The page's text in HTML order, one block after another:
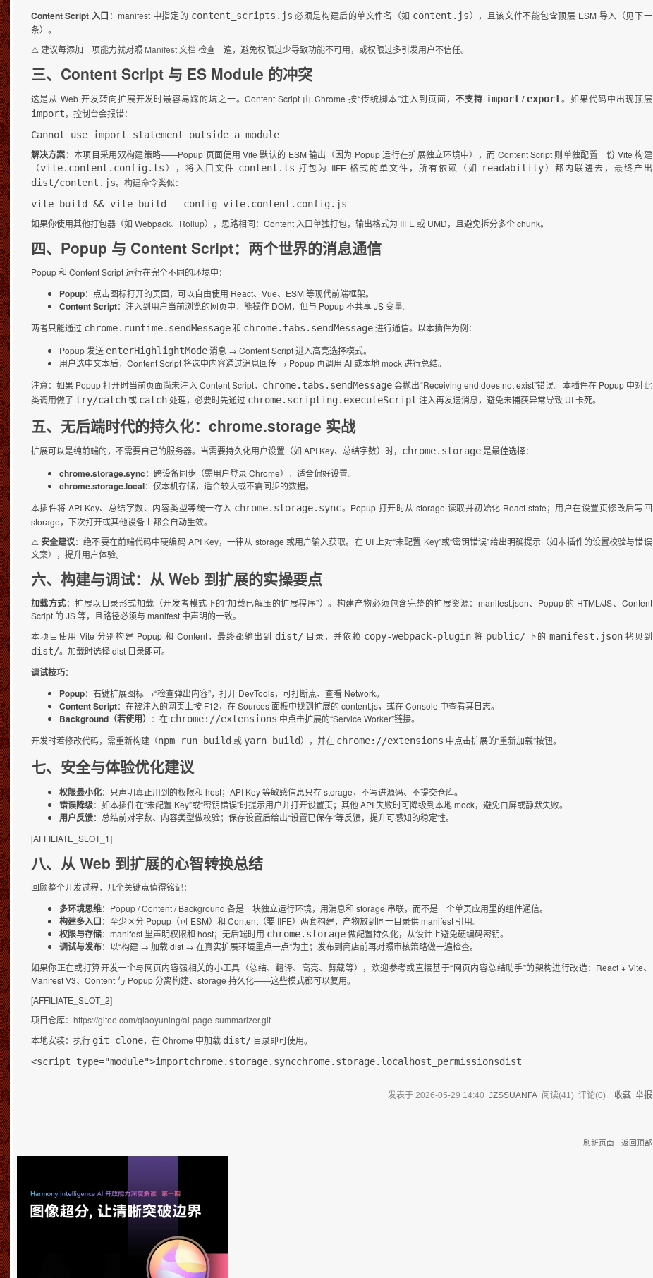
Content Script 入口 ：manifest 中指定的 content_scripts.js 必须是构建后的单文件名（如 content.js），且该文件不能包含顶层 ESM 导入（见下一
条）。
⚠️ 建议每添加一项能力就对照 Manifest 文档 检查一遍，避免权限过少导致功能不可用，或权限过多引发用户不信任。
三、Content Script 与 ES Module 的冲突
这是从 Web 开发转向扩展开发时最容易踩的坑之一。Content Script 由 Chrome 按“传统脚本”注入到页面， 不支持 import/export。如果代码中出现顶层
import，控制台会报错：
Cannot use import statement outside a module
解决方案：本项目采用双构建策略——Popup 页面使用 Vite 默认的 ESM 输出（因为 Popup 运行在扩展独立环境中），而 Content Script 则单独配置一份 Vite 构建
（vite.content.config.ts），将入口文件 content.ts 打包为 IIFE 格式的单文件，所有依赖（如 readability）都内联进去，最终产出
dist/content.js。构建命令类似：
vite build && vite build --config vite.content.config.js
如果你使用其他打包器（如 Webpack、Rollup），思路相同：Content 入口单独打包，输出格式为 IIFE 或 UMD，且避免拆分多个 chunk。
四、Popup 与 Content Script：两个世界的消息通信
Popup 和 Content Script 运行在完全不同的环境中：
Popup：点击图标打开的页面，可以自由使用 React、Vue、ESM 等现代前端框架。
Content Script：注入到用户当前浏览的网页中，能操作 DOM，但与 Popup 不共享 JS 变量。
两者只能通过 chrome.runtime.sendMessage和 chrome.tabs.sendMessage进行通信。以本插件为例：
Popup 发送 enterHighlightMode消息 → Content Script 进入高亮选择模式。
用户选中文本后，Content Script 将选中内容通过消息回传 → Popup 再调用 AI 或本地 mock 进行总结。
注意：如果 Popup 打开时当前页面尚未注入 Content Script， chrome.tabs.sendMessage会抛出“Receiving end does not exist”错误。本插件在 Popup 中对此
类调用做了 try/catch或 catch处理，必要时先通过 chrome.scripting.executeScript 注入再发送消息，避免未捕获异常导致 UI 卡死。
五、无后端时代的持久化：chrome.storage 实战
扩展可以是纯前端的，不需要自己的服务器。当需要持久化用户设置（如 API Key、总结字数）时， chrome.storage是最佳选择：
chrome.storage.sync：跨设备同步（需用户登录 Chrome），适合偏好设置。
chrome.storage.local：仅本机存储，适合较大或不需同步的数据。
本插件将 API Key、总结字数、内容类型等统一存入 chrome.storage.sync。Popup 打开时从 storage 读取并初始化 React state；用户在设置页修改后写回
storage，下次打开或其他设备上都会自动生效。
⚠️ 安全建议：绝不要在前端代码中硬编码 API Key，一律从 storage 或用户输入获取。在 UI 上对“未配置 Key”或“密钥错误”给出明确提示（如本插件的设置校验与错误
文案），提升用户体验。
六、构建与调试：从 Web 到扩展的实操要点
加载方式：扩展以目录形式加载（开发者模式下的“加载已解压的扩展程序”）。构建产物必须包含完整的扩展资源：manifest.json、Popup 的 HTML/JS、Content
Script 的 JS 等，且路径必须与 manifest 中声明的一致。
本项目使用 Vite 分别构建 Popup 和 Content，最终都输出到 dist/目录，并依赖 copy-webpack-plugin将 public/下的 manifest.json拷贝到
dist/。加载时选择 dist 目录即可。
调试技巧：
Popup：右键扩展图标 →“检查弹出内容”，打开 DevTools，可打断点、查看 Network。
Content Script：在被注入的网页上按 F12，在 Sources 面板中找到扩展的 content.js，或在 Console 中查看其日志。
Background（若使用） ：在 chrome://extensions 中点击扩展的“Service Worker”链接。
开发时若修改代码，需重新构建（npm run build 或 yarn build），并在 chrome://extensions 中点击扩展的“重新加载”按钮。
七、安全与体验优化建议
权限最小化：只声明真正用到的权限和 host；API Key 等敏感信息只存 storage，不写进源码、不提交仓库。
错误降级：如本插件在“未配置 Key”或“密钥错误”时提示用户并打开设置页；其他 API 失败时可降级到本地 mock，避免白屏或静默失败。
用户反馈：总结前对字数、内容类型做校验；保存设置后给出“设置已保存”等反馈，提升可感知的稳定性。
[AFFILIATE_SLOT_1]
八、从 Web 到扩展的心智转换总结
回顾整个开发过程，几个关键点值得铭记：
多环境思维：Popup / Content / Background 各是一块独立运行环境，用消息和 storage 串联，而不是一个单页应用里的组件通信。
构建多入口：至少区分 Popup（可 ESM）和 Content（要 IIFE）两套构建，产物放到同一目录供 manifest 引用。
权限与存储：manifest 里声明权限和 host；无后端时用 chrome.storage做配置持久化，从设计上避免硬编码密钥。
调试与发布：以“构建 → 加载 dist → 在真实扩展环境里点一点”为主；发布到商店前再对照审核策略做一遍检查。
如果你正在或打算开发一个与网页内容强相关的小工具（总结、翻译、高亮、剪藏等），欢迎参考或直接基于“网页内容总结助手”的架构进行改造：React + Vite、
Manifest V3、Content 与 Popup 分离构建、storage 持久化——这些模式都可以复用。
[AFFILIATE_SLOT_2]
项目仓库： https://gitee.com/qiaoyuning/ai-page-summarizer.git
本地安装：执行 git clone，在 Chrome 中加载 dist/目录即可使用。
<script type="module">importchrome.storage.syncchrome.storage.local host_permissionsdist
发表于 2026-05-29 14:40 JZSSUANFA阅读(41) 评论(0) 收藏 举报
刷新页面 返回顶部